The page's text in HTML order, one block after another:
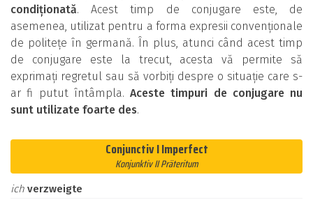
condiționată. Acest timp de conjugare este, de
asemenea, utilizat pentru a forma expresii convenționale
de politețe în germană. În plus, atunci când acest timp
de conjugare este la trecut, acesta vă permite să
exprimați regretul sau să vorbiți despre o situație care s-
ar fi putut întâmpla. Aceste timpuri de conjugare nu
sunt utilizate foarte des.
Conjunctiv I Imperfect
Konjunktiv II Präteritum
ich verzweigte